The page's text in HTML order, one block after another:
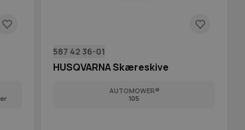
587 42 36-01
HUSQVARNA Skæreskive
AUTOMOWER®
105